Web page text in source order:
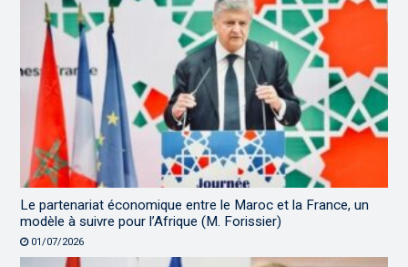
Le partenariat économique entre le Maroc et la France, un
modèle à suivre pour l’Afrique (M. Forissier)
01/07/2026